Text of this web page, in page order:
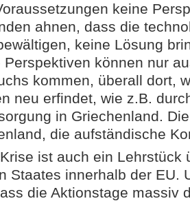
keine
ahnen, dass die
keine Lösung
Perspektiven können nur
kommen, überall dort,
neu erfindet, wie z.B.
in Griechenland.
die aufständische
ist auch ein Lehrstück
Staates innerhalb der EU.
die Aktionstage massiv